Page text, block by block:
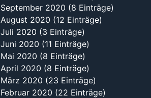
November 2019(10 Einträge)
Oktober 2019 (11 Einträge)
September 2019(20 Einträge)
August 2019(17 Einträge)
Juli 2019(5 Einträge)
Juni 2019(10 Einträge)
Mai 2019(20 Einträge)
April 2019(17 Einträge)